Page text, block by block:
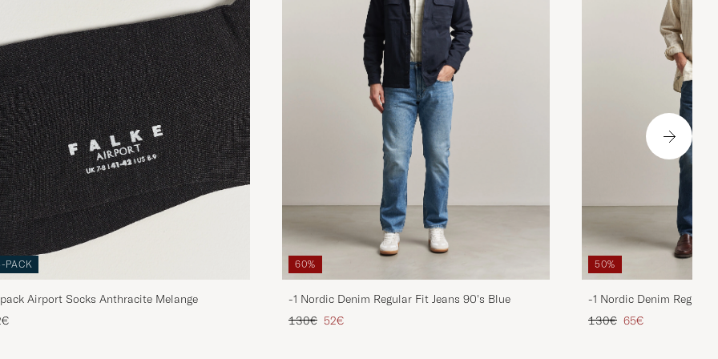
PACK
Airport Socks Anthracite Melange
60%
-1 Nordic Denim Regular Fit Jeans 90's Blue
Regulärer Preis
130€ Reduzierter Preis
52€
50%
-1 Nordic Denim Regular
Regulärer Preis
130€ Reduzierter Preis
65€